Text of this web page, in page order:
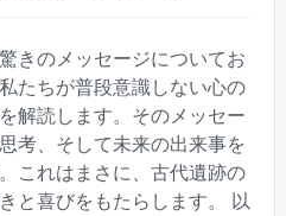
きのメッセージについてお
たちが普段意識しない心の
解読します。そのメッセー
考、そして未来の出来事を
これはまさに、古代遺跡の
と喜びをもたらします。 以